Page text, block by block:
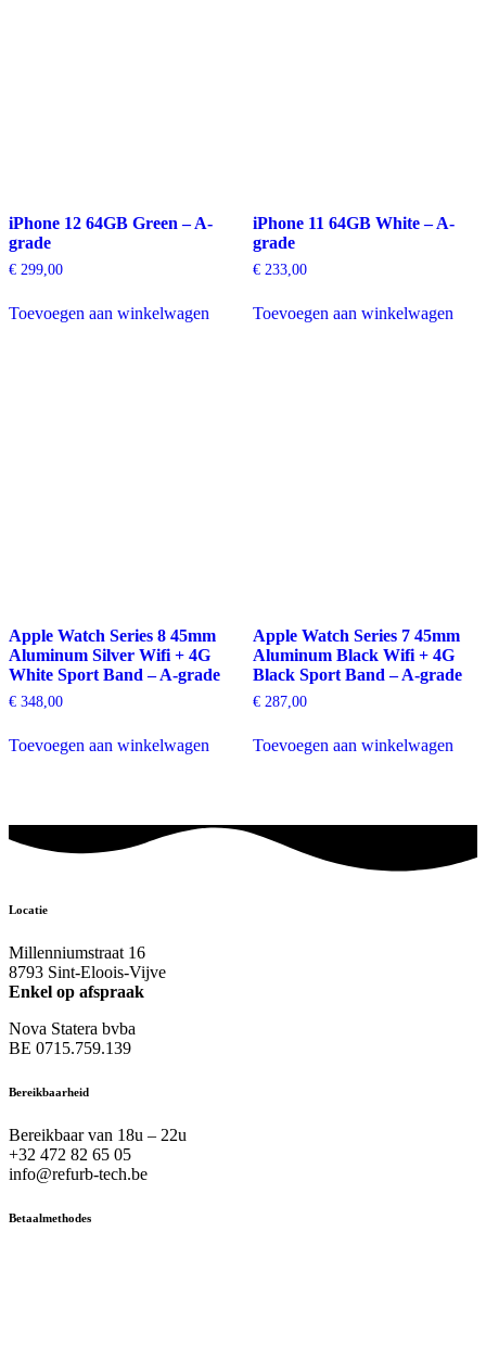
iPhone 12 64GB Green – A-
grade
€ 299,00
Toevoegen aan winkelwagen
iPhone 11 64GB White – A-
grade
€233,00
Toevoegen aan winkelwagen
Apple Watch Series 8 45mm
Aluminum Silver Wifi + 4G
White Sport Band – A-grade
€ 348,00
Toevoegen aan winkelwagen
Apple Watch Series 7 45mm
Aluminum Black Wifi + 4G
Black Sport Band – A-grade
€287,00
Toevoegen aan winkelwagen
Locatie
Millenniumstraat 16
8793 Sint-Eloois-Vijve
Enkel op afspraak
Nova Statera bvba
BE 0715.759.139
Bereikbaarheid
Bereikbaar van 18u – 22u
+32 472 82 65 05
info@refurb-tech.be
Betaalmethodes